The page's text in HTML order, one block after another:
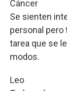
Cáncer
Se sienten
personal
tarea que se
modos.
Leo